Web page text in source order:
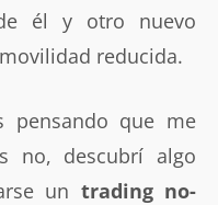
él y otro nuevo
reducida.
pensando que me
no, descubrí algo
un trading no-